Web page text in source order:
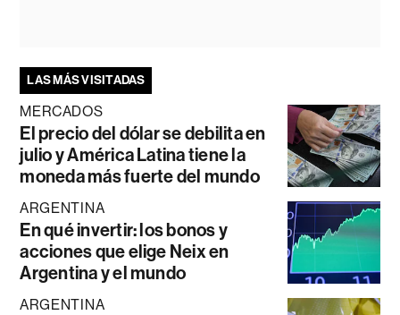
LAS MÁS VISITADAS
MERCADOS
El precio del dólar se debilita en
julio y América Latina tiene la
moneda más fuerte del mundo
ARGENTINA
En qué invertir: los bonos y
acciones que elige Neix en
Argentina y el mundo
ARGENTINA